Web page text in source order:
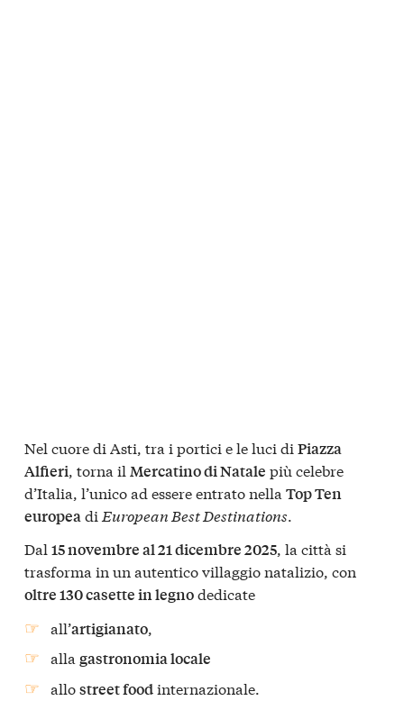
Nel cuore di Asti, tra i portici e le luci di Piazza
Alfieri, torna il Mercatino di Natale più celebre
d’Italia, l’unico ad essere entrato nella Top Ten
europeadi European Best Destinations.
Dal 15 novembre al 21 dicembre 2025, la città si
trasforma in un autentico villaggio natalizio, con
oltre 130 casette in legnodedicate
all’artigianato,
allagastronomia locale
allostreet foodinternazionale.